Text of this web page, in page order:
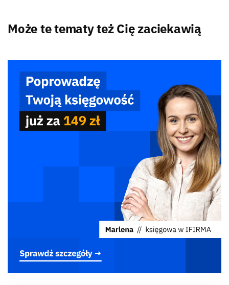
Może te tematy też Cię zaciekawią